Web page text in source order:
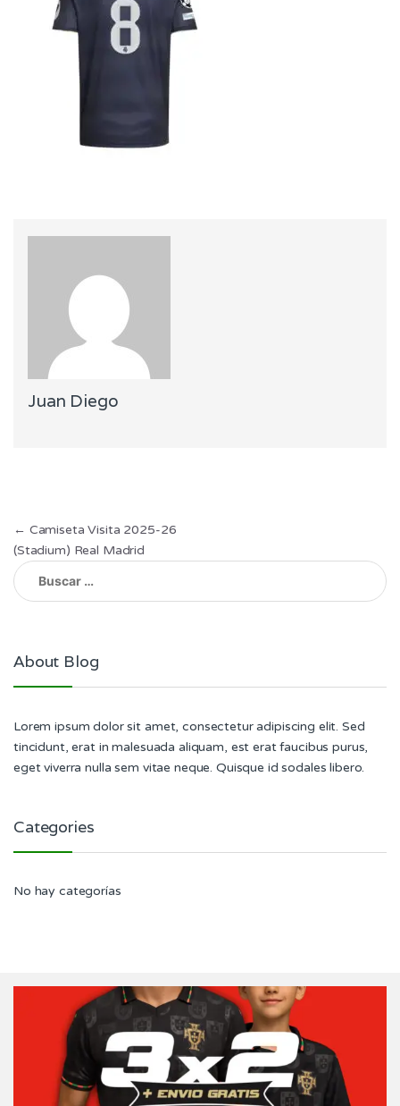
Juan Diego
Navegación
de
entradas
← Camiseta Visita 2025-26
(Stadium) Real Madrid
Buscar:
About Blog
Lorem ipsum dolor sit amet, consectetur adipiscing elit. Sed
tincidunt, erat in malesuada aliquam, est erat faucibus purus,
eget viverra nulla sem vitae neque. Quisque id sodales libero.
Categories
No hay categorías